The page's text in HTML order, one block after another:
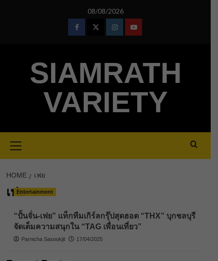
08/08/2026
FacebookTwitterInstagramYoutube
SIAMRATH
VARIETY
Menu
HOME เฟย
เฟยEntertainment
“ปั้นจั่น-เฟย” แท็กทีมเกิร์ลกรุ๊ปสุดฮอต “THX” บุกชลบุรี
จัดเต็มความสนุกใน “TAG เพื่อนเที่ยว”
Parnicha Sasookjit 17/04/2025